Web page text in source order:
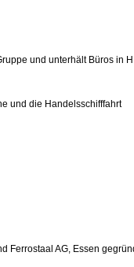
und unterhält Büros in
und die Handelsschifffahrt
Ferrostaal AG, Essen